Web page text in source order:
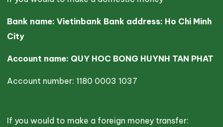
Bank name: Vietinbank Bank address: Ho Chi Minh
City
Account name: QUY HOC BONG HUYNH TAN PHAT
Account number: 1180 0003 1037
If you would to make a foreign money transfer: